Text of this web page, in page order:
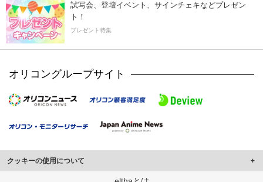
試写会、登壇イベント、サインチェキなどプレゼン
ト！
プレゼント特集
オリコングループサイト
クッキーの使用について